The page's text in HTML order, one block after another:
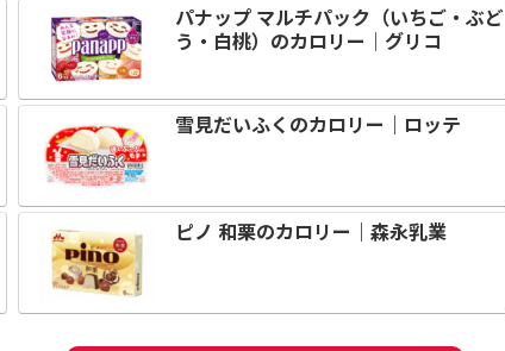
パナップ マルチパック（いちご・ぶど
う・白桃）のカロリー｜グリコ
雪見だいふくのカロリー｜ロッテ
ピノ 和栗のカロリー｜森永乳業